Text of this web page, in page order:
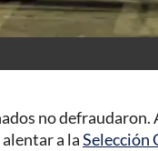
no
a laSelección